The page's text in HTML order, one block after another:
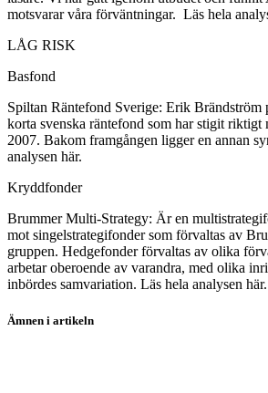
motsvarar våra förväntningar. Läs hela
LÅG RISK
Basfond
Spiltan Räntefond Sverige: Erik Brändström
korta svenska räntefond som har stigit riktigt
2007. Bakom framgången ligger en annan
analysen här.
Kryddfonder
Brummer Multi-Strategy: Är en
mot singelstrategifonder som förvaltas av
gruppen. Hedgefonder förvaltas av olika
arbetar oberoende av varandra, med olika
inbördes samvariation. Läs hela analysen här.
Ämnen i artikeln